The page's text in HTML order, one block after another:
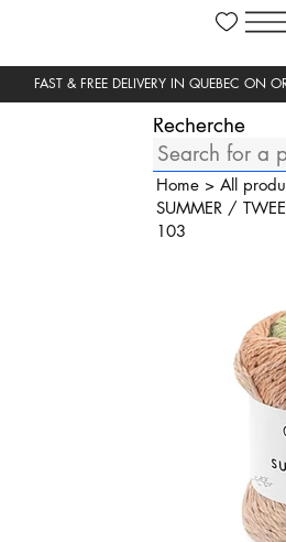
Recherche
Home> All
SUMMER /
103